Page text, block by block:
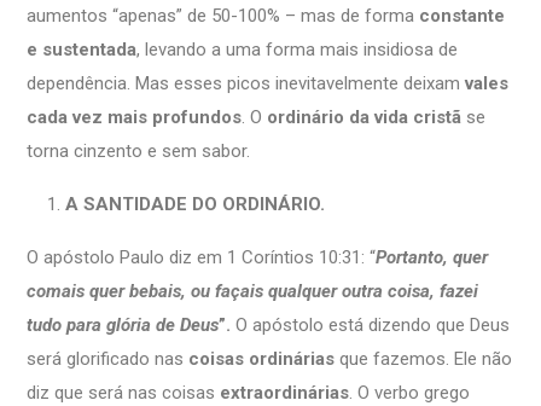
aumentos “apenas” de 50-100% – mas de forma constante
e sustentada, levando a uma forma mais insidiosa de
dependência. Mas esses picos inevitavelmente deixamvales
cada vez mais profundos. O ordinário da vida cristã se
torna cinzento e sem sabor.
A SANTIDADE DO ORDINÁRIO.
O apóstolo Paulo diz em 1 Coríntios 10:31: “Portanto, quer
comais quer bebais, ou façais qualquer outra coisa, fazei
tudo para glória de Deus”. O apóstolo está dizendo que Deus
será glorificado nas coisas ordinárias que fazemos. Ele não
diz que será nas coisas extraordinárias. O verbo grego